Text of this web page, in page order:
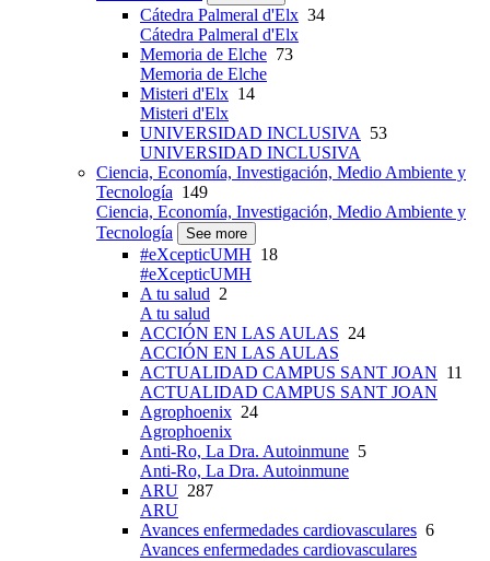
Cátedra Palmeral d'Elx 34
Cátedra Palmeral d'Elx
Memoria de Elche 73
Memoria de Elche
Misteri d'Elx 14
Misteri d'Elx
UNIVERSIDAD INCLUSIVA
53
UNIVERSIDAD INCLUSIVA
Ciencia, Economía, Investigación, Medio Ambiente y
Tecnología 149
Ciencia, Economía, Investigación, Medio Ambiente y
Tecnología
See more
#eXcepticUMH 18
#eXcepticUMH
A tu salud 2
A tu salud
ACCIÓN EN LAS AULAS 24
ACCIÓN EN LAS AULAS
ACTUALIDAD CAMPUS SANT JOAN 11
ACTUALIDAD CAMPUS SANT JOAN
Agrophoenix 24
Agrophoenix
Anti-Ro, La Dra. Autoinmune 5
Anti-Ro, La Dra. Autoinmune
ARU 287
ARU
Avances enfermedades cardiovasculares 6
Avances enfermedades cardiovasculares